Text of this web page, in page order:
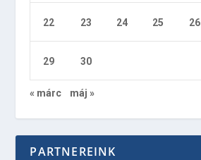
22 23 24 25 26
29 30
« márc máj »
PARTNEREINK